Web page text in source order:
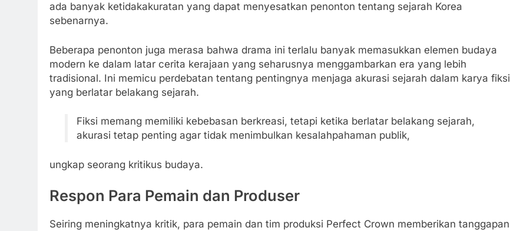
ada banyak ketidakakuratan yang dapat menyesatkan penonton tentang sejarah Korea
sebenarnya.
Beberapa penonton juga merasa bahwa drama ini terlalu banyak memasukkan elemen budaya
modern ke dalam latar cerita kerajaan yang seharusnya menggambarkan era yang lebih
tradisional. Ini memicu perdebatan tentang pentingnya menjaga akurasi sejarah dalam karya fiksi
yang berlatar belakang sejarah.
Fiksi memang memiliki kebebasan berkreasi, tetapi ketika berlatar belakang sejarah,
akurasi tetap penting agar tidak menimbulkan kesalahpahaman publik,
ungkap seorang kritikus budaya.
Respon Para Pemain dan Produser
Seiring meningkatnya kritik, para pemain dan tim produksi Perfect Crown memberikan tanggapan